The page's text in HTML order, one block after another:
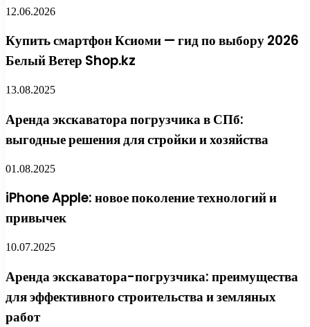
12.06.2026
Купить смартфон Ксиоми — гид по выбору 2026
Белый Ветер Shop.kz
13.08.2025
Аренда экскаватора погрузчика в СПб:
выгодные решения для стройки и хозяйства
01.08.2025
iPhone Apple: новое поколение технологий и
привычек
10.07.2025
Аренда экскаватора-погрузчика: преимущества
для эффективного строительства и земляных
работ